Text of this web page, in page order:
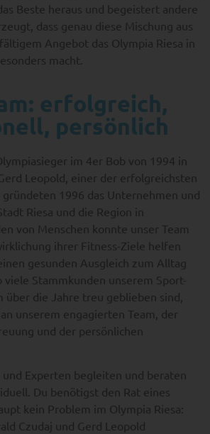
Beste heraus und begeistert andere
dass genau diese Mischung aus
Angebot das Olympia Riesa in
macht.
erfolgreich,
persönlich
im 4er Bob von 1994 in
Leopold, einer der erfolgreichsten
1996 das Unternehmen und
Riesa und die Region in
von Menschen konnte unser Team
ihrer Fitness-Ziele helfen
gesunden Ausgleich zum Alltag
viele Stammkunden unserem Sport-
die Jahre treu geblieben sind,
unserem engagierten Team, der
und der persönlichen
Experten begleiten und beraten
Du benötigst den Rat eines
kein Problem im Olympia Riesa:
Czudaj und Gerd Leopold